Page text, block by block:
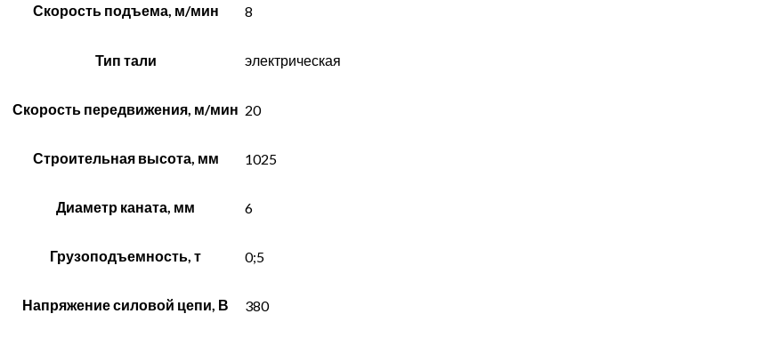
Скорость подъема, м/мин 8
Тип тали электрическая
Скорость передвижения, м/мин 20
Строительная высота, мм 1025
Диаметр каната, мм 6
Грузоподъемность, т 0;5
Напряжение силовой цепи, В 380